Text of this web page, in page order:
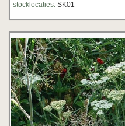
stocklocaties: SK01